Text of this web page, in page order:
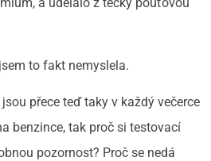
to fakt nemyslela.
přece teď taky v každý večerce
benzince, tak proč si testovací
pozornost? Proč se nedá